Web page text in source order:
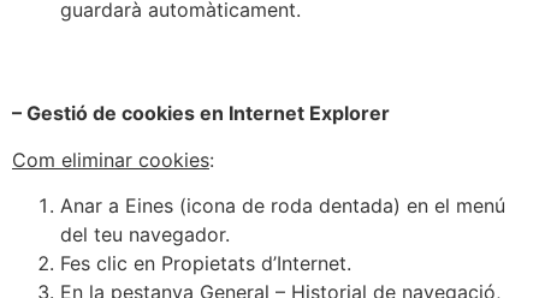
guardarà automàticament.
– Gestió de cookies en Internet Explorer
Com eliminar cookies:
Anar a Eines (icona de roda dentada) en el menú
del teu navegador.
Fes clic en Propietats d’Internet.
En la pestanya General – Historial de navegació,